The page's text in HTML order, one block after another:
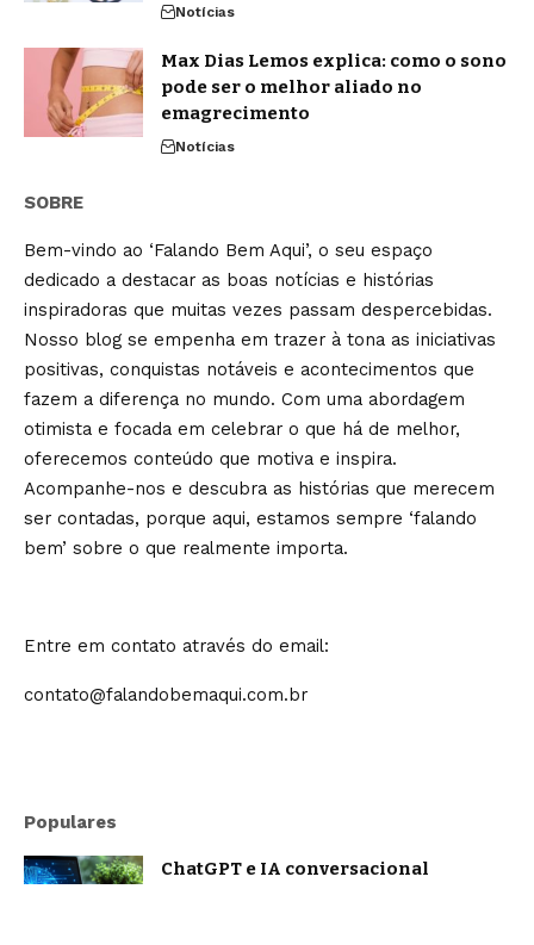
Notícias
Max Dias Lemos explica: como o sono
pode ser o melhor aliado no
emagrecimento
Notícias
SOBRE
Bem-vindo ao ‘Falando Bem Aqui’, o seu espaço
dedicado a destacar as boas notícias e histórias
inspiradoras que muitas vezes passam despercebidas.
Nosso blog se empenha em trazer à tona as iniciativas
positivas, conquistas notáveis e acontecimentos que
fazem a diferença no mundo. Com uma abordagem
otimista e focada em celebrar o que há de melhor,
oferecemos conteúdo que motiva e inspira.
Acompanhe-nos e descubra as histórias que merecem
ser contadas, porque aqui, estamos sempre ‘falando
bem’ sobre o que realmente importa.
Entre em contato através do email:
contato@falandobemaqui.com.br
Populares
ChatGPT e IA conversacional